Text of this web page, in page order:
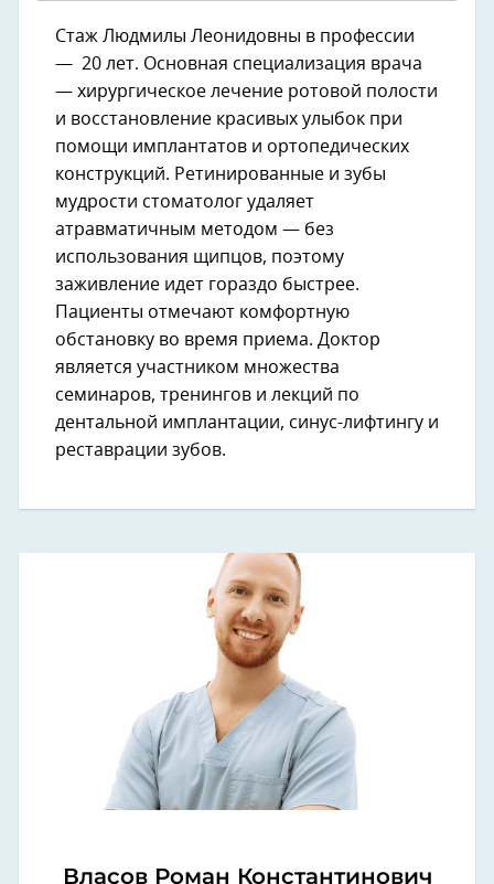
Стаж Людмилы Леонидовны в профессии
— 20 лет. Основная специализация врача
— хирургическое лечение ротовой полости
и восстановление красивых улыбок при
помощи имплантатов и ортопедических
конструкций. Ретинированные и зубы
мудрости стоматолог удаляет
атравматичным методом — без
использования щипцов, поэтому
заживление идет гораздо быстрее.
Пациенты отмечают комфортную
обстановку во время приема. Доктор
является участником множества
семинаров, тренингов и лекций по
дентальной имплантации, синус-лифтингу и
реставрации зубов.
Власов Роман Константинович